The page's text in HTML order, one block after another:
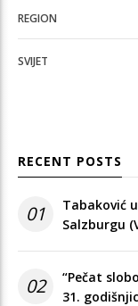
REGION
SVIJET
RECENT POSTS
01
Tabaković
Salzburgu
02
“Pečat
31.